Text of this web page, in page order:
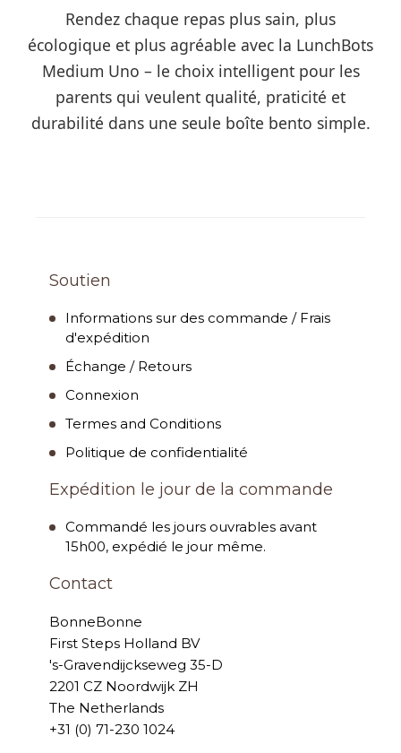
Rendez chaque repas plus sain, plus
écologique et plus agréable avec la LunchBots
Medium Uno – le choix intelligent pour les
parents qui veulent qualité, praticité et
durabilité dans une seule boîte bento simple.
Soutien
Informations sur des commande / Frais
d'expédition
Échange / Retours
Connexion
Termes and Conditions
Politique de confidentialité
Expédition le jour de la commande
Commandé les jours ouvrables avant
15h00, expédié le jour même.
Contact
BonneBonne
First Steps Holland BV
's-Gravendijckseweg 35-D
2201 CZ Noordwijk ZH
The Netherlands
+31 (0) 71-230 1024